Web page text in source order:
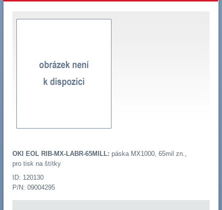
OKI EOL RIB-MX-LABR-65MILL: páska MX1000, 65mil zn.,
pro tisk na štítky
ID: 120130
P/N: 09004295